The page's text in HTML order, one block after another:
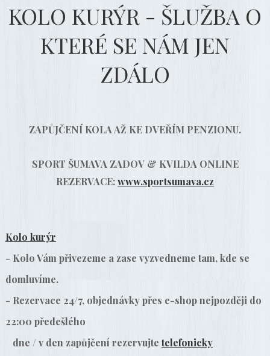
KOLO KURÝR - ŠLUŽBA O
KTERÉ SE NÁM JEN
ZDÁLO
ZAPŮJČENÍ KOLA AŽ KE DVEŘÍM PENZIONU.
SPORT ŠUMAVA ZADOV & KVILDA ONLINE
REZERVACE:www.sportsumava.cz
Kolo kurýr
- Kolo Vám přivezeme a zase vyzvedneme tam, kde se
domluvíme.
- Rezervace 24/7, objednávky přes e-shop nejpozději do
22:00 předešlého
dne / v den zapůjčení rezervujtetelefonicky